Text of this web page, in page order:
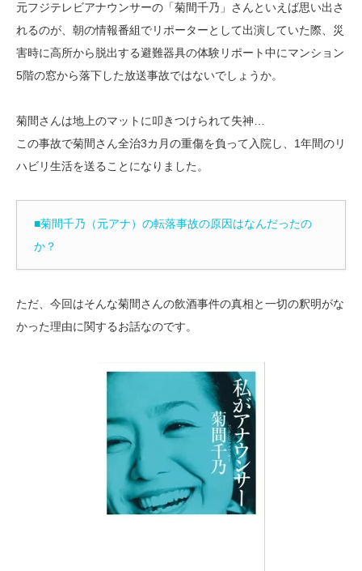
元フジテレビアナウンサーの「菊間千乃」さんといえば思い出さ
れるのが、朝の情報番組でリポーターとして出演していた際、災
害時に高所から脱出する避難器具の体験リポート中にマンション
5階の窓から落下した放送事故ではないでしょうか。
菊間さんは地上のマットに叩きつけられて失神…
この事故で菊間さん全治3カ月の重傷を負って入院し、1年間のリ
ハビリ生活を送ることになりました。
■菊間千乃（元アナ）の転落事故の原因はなんだったの
か？
ただ、今回はそんな菊間さんの飲酒事件の真相と一切の釈明がな
かった理由に関するお話なのです。